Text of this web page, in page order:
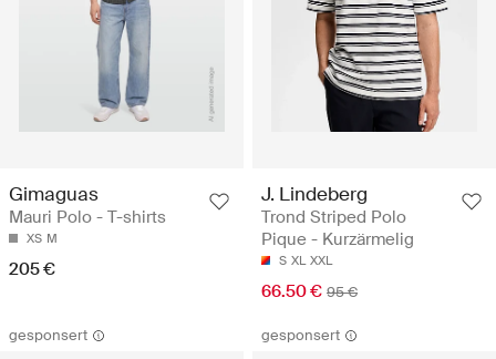
Gimaguas
Mauri Polo - T-shirts
XS M
205 €
J. Lindeberg
Trond Striped Polo
Pique - Kurzärmelig
S XL XXL
66.50 € 95 €
gesponsert gesponsert